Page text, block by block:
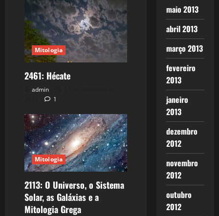
Mitologia
2461: Hécate
admin
1
Mitologia
2113: O Universo, o Sistema
Solar, as Galáxias e a
Mitologia Grega
maio 2013
abril 2013
março 2013
fevereiro
2013
janeiro
2013
dezembro
2012
novembro
2012
outubro
2012